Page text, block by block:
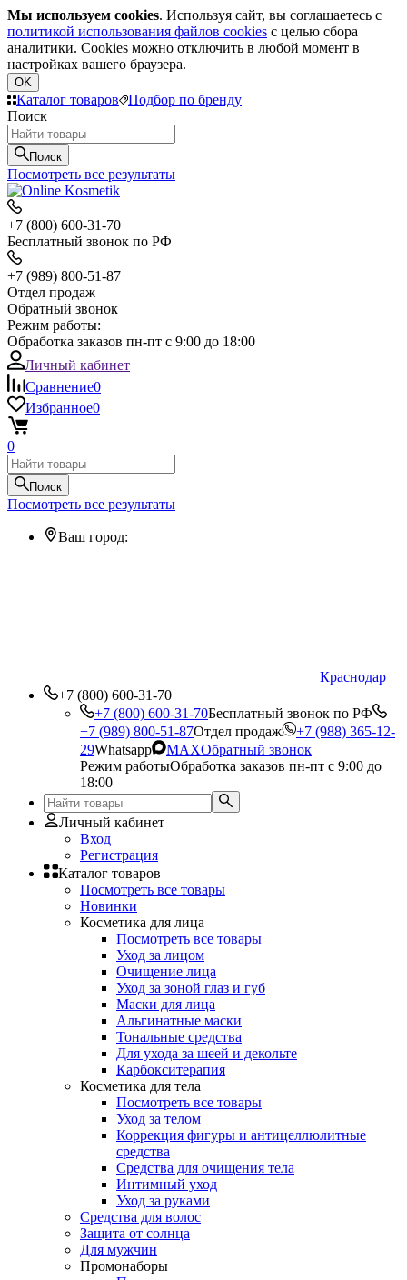
Мы используем cookies. Используя сайт, вы соглашаетесь с
политикой использования файлов cookies с целью сбора
аналитики. Cookies можно отключить в любой момент в
настройках вашего браузера.
OK
Каталог товаров
Подбор по бренду
Поиск
Поиск
Посмотреть все результаты
+7 (800) 600-31-70
Бесплатный звонок по РФ
+7 (989) 800-51-87
Отдел продаж
Обратный звонок
Режим работы:
Обработка заказов пн-пт с 9:00 до 18:00
Личный кабинет
Сравнение0
Избранное0
0
Поиск
Посмотреть все результаты
Ваш город:
Краснодар
+7 (800) 600-31-70
+7 (800) 600-31-70Бесплатный звонок по РФ
+7 (989) 800-51-87Отдел продаж
+7 (988) 365-12-
29Whatsapp MAXОбратный звонок
Режим работыОбработка заказов пн-пт с 9:00 до
18:00
Личный кабинет
Вход
Регистрация
Каталог товаров
Посмотреть все товары
Новинки
Косметика для лица
Посмотреть все товары
Уход за лицом
Очищение лица
Уход за зоной глаз и губ
Маски для лица
Альгинатные маски
Тональные средства
Для ухода за шеей и декольте
Карбокситерапия
Косметика для тела
Посмотреть все товары
Уход за телом
Коррекция фигуры и антицеллюлитные
средства
Средства для очищения тела
Интимный уход
Уход за руками
Средства для волос
Защита от солнца
Для мужчин
Промонаборы